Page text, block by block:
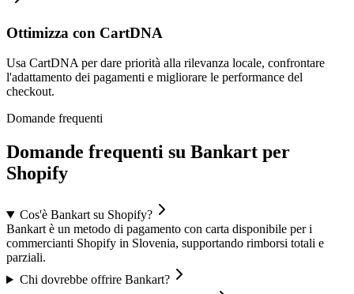
Ottimizza con CartDNA
Usa CartDNA per dare priorità alla rilevanza locale, confrontare
l'adattamento dei pagamenti e migliorare le performance del
checkout.
Domande frequenti
Domande frequenti su Bankart per
Shopify
Cos'è Bankart su Shopify?
Bankart è un metodo di pagamento con carta disponibile per i
commercianti Shopify in Slovenia, supportando rimborsi totali e
parziali.
Chi dovrebbe offrire Bankart?